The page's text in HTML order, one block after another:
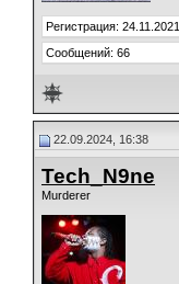
Регистрация: 24.11.2021
Сообщений: 66
22.09.2024, 16:38
Tech_N9ne
Murderer